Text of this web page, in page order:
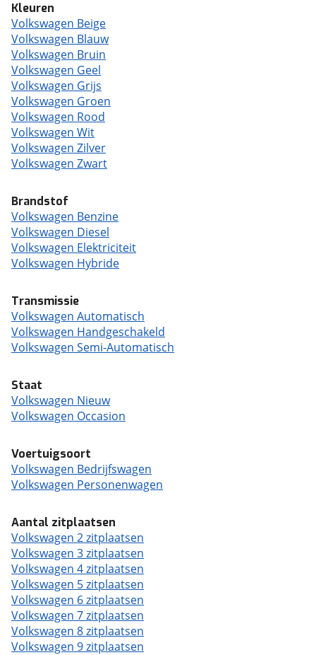
Kleuren
Volkswagen Beige
Volkswagen Blauw
Volkswagen Bruin
Volkswagen Geel
Volkswagen Grijs
Volkswagen Groen
Volkswagen Rood
Volkswagen Wit
Volkswagen Zilver
Volkswagen Zwart
Brandstof
Volkswagen Benzine
Volkswagen Diesel
Volkswagen Elektriciteit
Volkswagen Hybride
Transmissie
Volkswagen Automatisch
Volkswagen Handgeschakeld
Volkswagen Semi-Automatisch
Staat
Volkswagen Nieuw
Volkswagen Occasion
Voertuigsoort
Volkswagen Bedrijfswagen
Volkswagen Personenwagen
Aantal zitplaatsen
Volkswagen 2 zitplaatsen
Volkswagen 3 zitplaatsen
Volkswagen 4 zitplaatsen
Volkswagen 5 zitplaatsen
Volkswagen 6 zitplaatsen
Volkswagen 7 zitplaatsen
Volkswagen 8 zitplaatsen
Volkswagen 9 zitplaatsen